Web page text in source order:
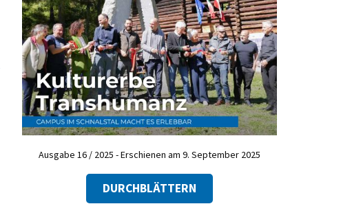
Ausgabe 16 / 2025 - Erschienen am 9. September 2025
DURCHBLÄTTERN